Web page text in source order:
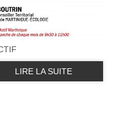
LIRE LA SUITE